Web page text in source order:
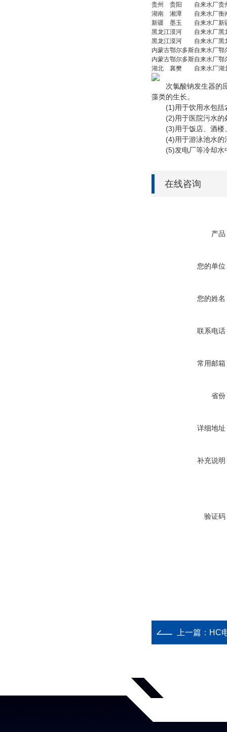
贵州
贵阳 自来水厂贵
湖南
湘潭 自来水厂衡
新疆
墨玉 自来水厂新
黑龙江漠河 自来水厂黑
黑龙江漠河 自来水厂黑
内蒙古鄂尔多斯自来水厂鄂
内蒙古鄂尔多斯自来水厂鄂
湖北
襄樊 自来水厂湖
次氯酸钠发生器的应
藻类的生长。
(1)用于饮用水包括
(2)用于医院污水的处
(3)用于饭店、酒楼、
(4)用于游泳池水的
(5)发电厂等冷却水
在线咨询
产品
您的单位
您的姓名
联系电话
常用邮箱
省份
详细地址
补充说明
验证码
上一篇： HC